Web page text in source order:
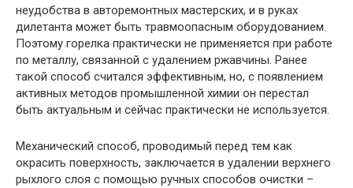
неудобства в авторемонтных мастерских, и в руках
дилетанта может быть травмоопасным оборудованием.
Поэтому горелка практически не применяется при работе
по металлу, связанной с удалением ржавчины. Ранее
такой способ считался эффективным, но, с появлением
активных методов промышленной химии он перестал
быть актуальным и сейчас практически не используется.
Механический способ, проводимый перед тем как
окрасить поверхность, заключается в удалении верхнего
рыхлого слоя с помощью ручных способов очистки –